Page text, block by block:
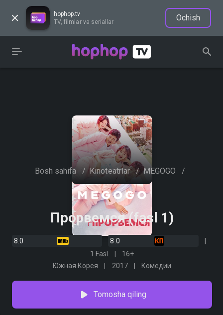
hophop.tv
TV, filmlar va seriallar
Ochish
Bosh sahifa / Kinoteatrlar / MEGOGO /
Прорвемся (fasl 1)
8.0
8.0
1 Fasl
16+
Южная Корея
2017 Комедии
Tomosha qiling